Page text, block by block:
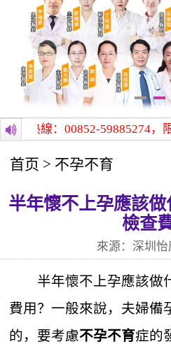
2
熱線：00852-59885274，限
首页 > 不孕不育
半年懷不上孕應該
檢查
來源：深圳
半年懷不上孕應該做
費用？一般來說，夫婦備
的，要考慮不孕不育症的